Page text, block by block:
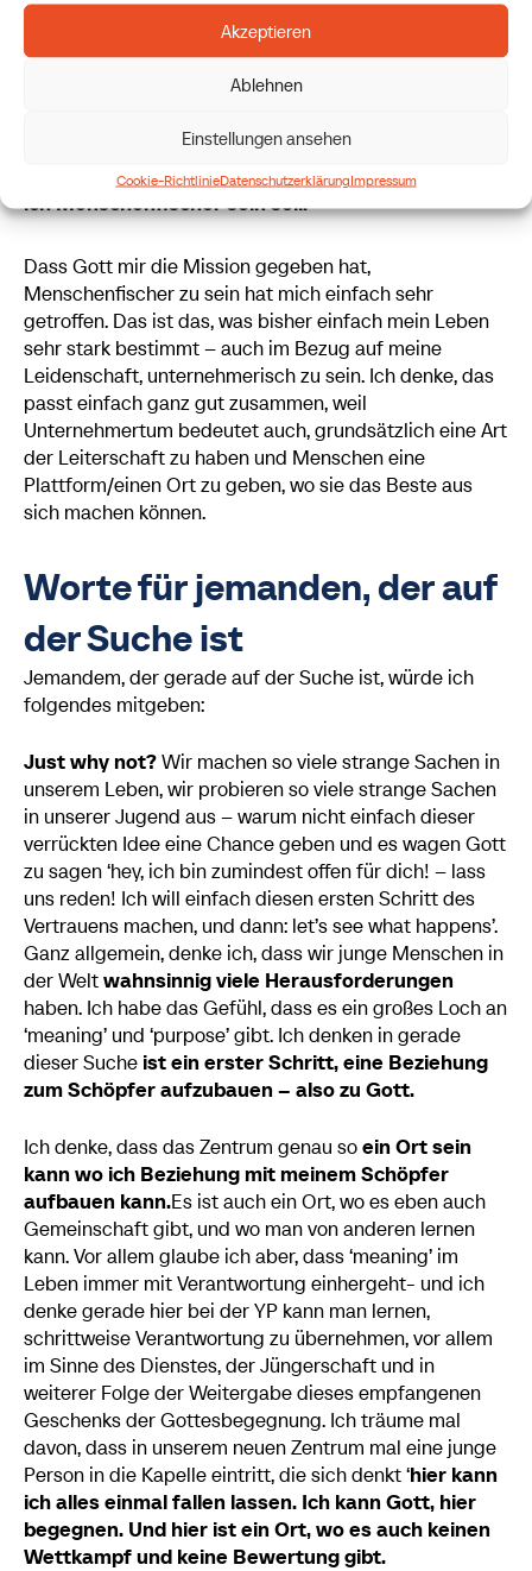
Akzeptieren
Ablehnen
Einstellungen ansehen
Cookie-RichtlinieDatenschutzerklärungImpressum
dannzu verstehen, woher die Stimme kommt, ein
bisschen braucht bis er checkt, dass der liebe Gott ihn
Dann hab ich mich hingesetzt, vor dem
sehr starke Begegnung mit Jesus und und
mir da eine ganz klare Botschaft mitgegeben: Dass
ich Menschenfischer sein soll.
Dass Gott mir die Mission gegeben hat,
Menschenfischer zu sein hat mich einfach sehr
getroffen. Das ist das, was bisher einfach mein Leben
sehr stark bestimmt – auch im Bezug auf meine
Leidenschaft, unternehmerisch zu sein. Ich denke, das
passt einfach ganz gut zusammen, weil
Unternehmertum bedeutet auch, grundsätzlich eine Art
der Leiterschaft zu haben und Menschen eine
Plattform/einen Ort zu geben, wo sie das Beste aus
sich machen können.
Worte für jemanden, der auf
der Suche ist
Jemandem, der gerade auf der Suche ist, würde ich
folgendes mitgeben:
Just why not?Wir machen so viele strange Sachen in
unserem Leben, wir probieren so viele strange Sachen
in unserer Jugend aus – warum nicht einfach dieser
verrückten Idee eine Chance geben und es wagen Gott
zu sagen ‘hey, ich bin zumindest offen für dich! – lass
uns reden! Ich will einfach diesen ersten Schritt des
Vertrauens machen, und dann: let’s see what happens’.
Ganz allgemein, denke ich, dass wir junge Menschen in
der Weltwahnsinnig viele Herausforderungen
haben. Ich habe das Gefühl, dass es ein großes Loch an
‘meaning’ und ‘purpose’ gibt. Ich denken in gerade
dieser Suche ist ein erster Schritt, eine Beziehung
zum Schöpfer aufzubauen – also zu Gott.
Ich denke, dass das Zentrum genau soein Ort sein
kannwo ich Beziehung mit meinem Schöpfer
aufbauen kann.Es ist auch ein Ort,wo es eben auch
Gemeinschaft gibt, und wo man von anderen lernen
kann. Vor allem glaube ich aber, dass ‘meaning’ im
Leben immer mit Verantwortung einhergeht- und ich
denke gerade hier bei der YP kann man lernen,
schrittweise Verantwortung zu übernehmen, vor allem
im Sinne des Dienstes, der Jüngerschaft und in
weiterer Folge der Weitergabe dieses empfangenen
Geschenks der Gottesbegegnung. Ich träume mal
davon, dass in unserem neuen Zentrum mal eine junge
Person in die Kapelle eintritt, die sich denkt ‘hier kann
ich alles einmal fallen lassen. Ich kann Gott, hier
begegnen. Und hier ist ein Ort, wo es auch keinen
Wettkampf und keine Bewertung gibt.